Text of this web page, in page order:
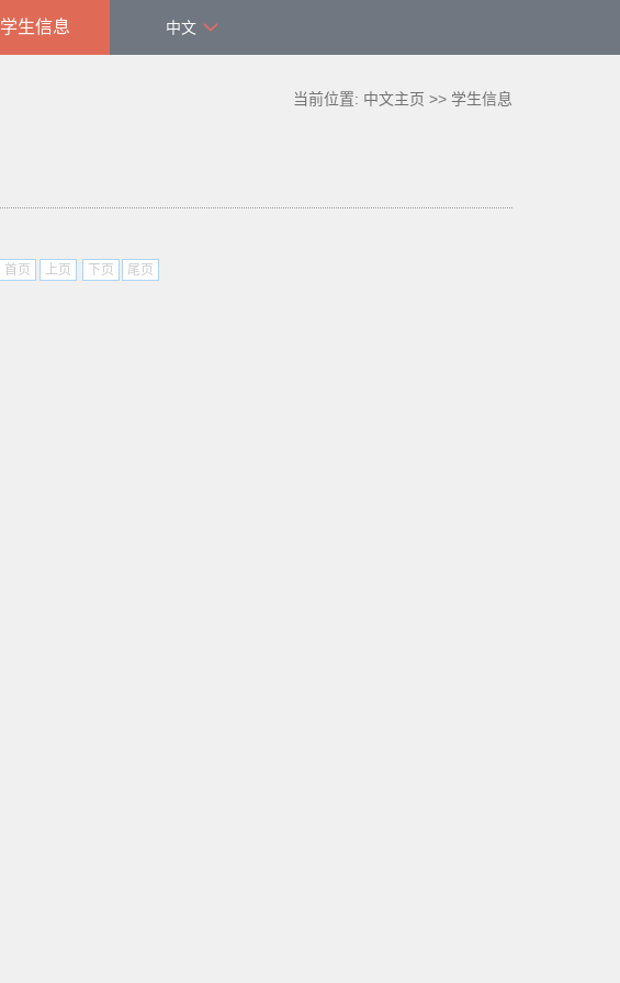
学生信息 中文
当前位置: 中文主页 >> 学生信息
首页 上页 下页 尾页